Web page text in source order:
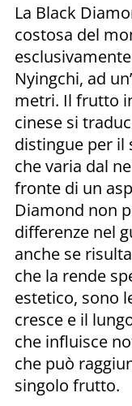
La Black
costosa del
Nyingchi, ad
metri. Il frutto
cinese si
distingue per il
che varia dal
fronte di un
Diamond non
differenze nel
anche se
che la rende
estetico, sono
cresce e il
che influisce
che può
singolo frutto.